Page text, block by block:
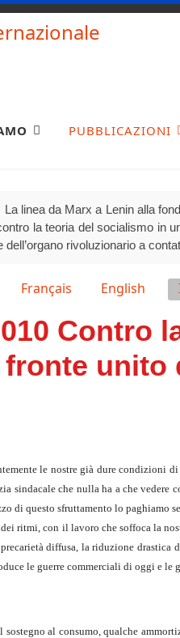
PUBBLICAZIONI
La linea da Marx a Lenin alla
la teoria del socialismo
rivoluzionario a
Français English
Contro
unito
le nostre già dure condizioni
sindacale che nulla ha a che
di questo sfruttamento lo
ritmi, con il lavoro che soffoca la
diffusa, la riduzione
le guerre commerciali di oggi e le
al consumo, qualche